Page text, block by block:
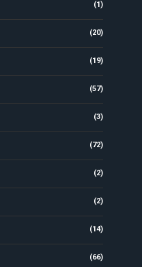
(1)
(20)
(19)
(57)
(3)
(72)
(2)
(2)
(14)
(66)